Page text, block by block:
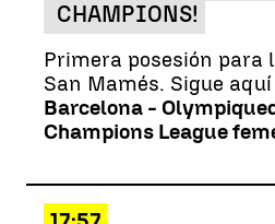
CHAMPIONS!
Primera posesión para
San Mamés. Sigue
Barcelona - Olympique
Champions League